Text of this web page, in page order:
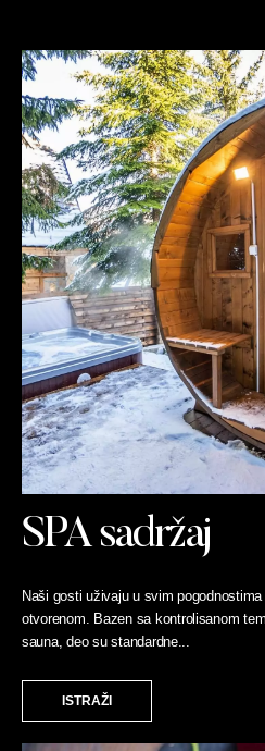
SPA sadržaj
Naši gosti uživaju u svim
otvorenom. Bazen sa kontrolisanom
sauna, deo su standardne...
ISTRAŽI